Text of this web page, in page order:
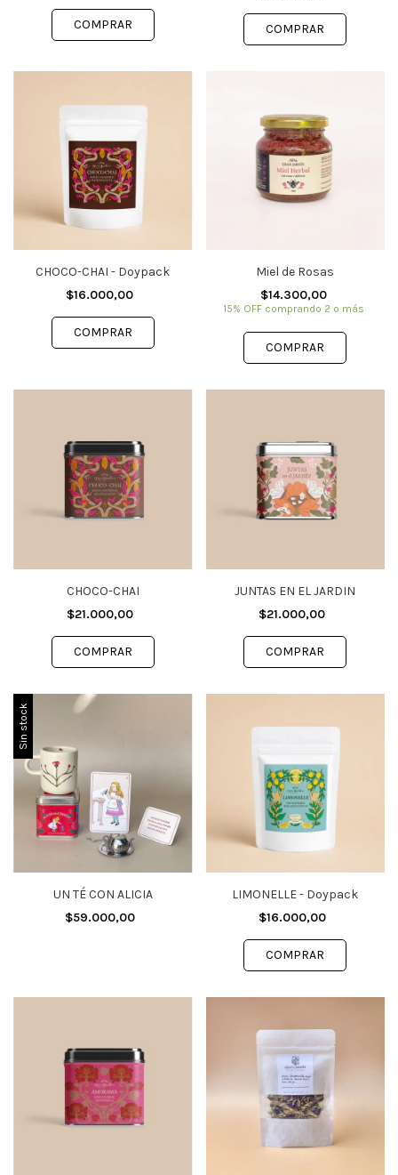
CHOCO-CHAI - Doypack
$16.000,00
Miel de Rosas
$14.300,00
15% OFF comprando 2 o más
CHOCO-CHAI
$21.000,00
JUNTAS EN EL JARDIN
$21.000,00
Sin stock
UN TÉ CON ALICIA
$59.000,00
LIMONELLE - Doypack
$16.000,00